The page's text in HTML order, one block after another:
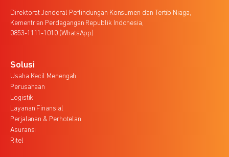
Direktorat Jenderal Perlindungan Konsumen dan Tertib Niaga,
Kementrian Perdagangan Republik Indonesia,
0853-1111-1010 (WhatsApp)
Solusi
Usaha Kecil Menengah
Perusahaan
Logistik
Layanan Finansial
Perjalanan & Perhotelan
Asuransi
Ritel